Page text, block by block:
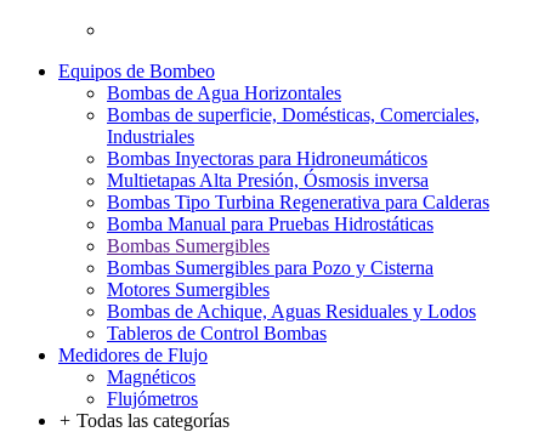
Equipos de Bombeo
Bombas de Agua Horizontales
Bombas de superficie, Domésticas, Comerciales,
Industriales
Bombas Inyectoras para Hidroneumáticos
Multietapas Alta Presión, Ósmosis inversa
Bombas Tipo Turbina Regenerativa para Calderas
Bomba Manual para Pruebas Hidrostáticas
Bombas Sumergibles
Bombas Sumergibles para Pozo y Cisterna
Motores Sumergibles
Bombas de Achique, Aguas Residuales y Lodos
Tableros de Control Bombas
Medidores de Flujo
Magnéticos
Flujómetros
+ Todas las categorías